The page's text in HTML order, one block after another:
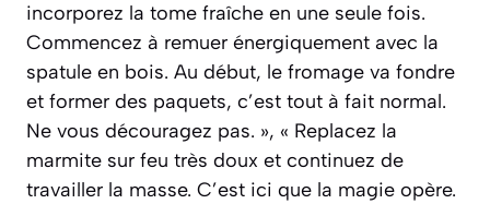
incorporez la tome fraîche en une seule fois.
Commencez à remuer énergiquement avec la
spatule en bois. Au début, le fromage va fondre
et former des paquets, c’est tout à fait normal.
Ne vous découragez pas. », « Replacez la
marmite sur feu très doux et continuez de
travailler la masse. C’est ici que la magie opère.